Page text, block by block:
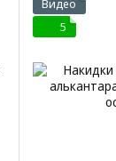
Видео
5